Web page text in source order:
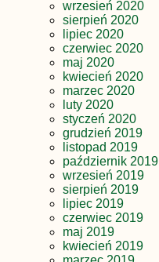
wrzesień 2020
sierpień 2020
lipiec 2020
czerwiec 2020
maj 2020
kwiecień 2020
marzec 2020
luty 2020
styczeń 2020
grudzień 2019
listopad 2019
październik 2019
wrzesień 2019
sierpień 2019
lipiec 2019
czerwiec 2019
maj 2019
kwiecień 2019